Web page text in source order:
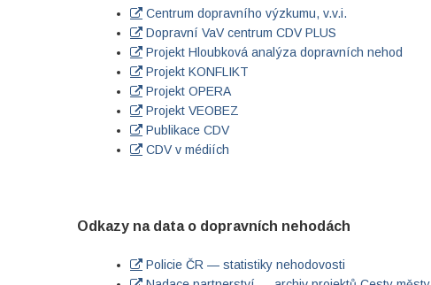
Centrum dopravního výzkumu, v.v.i.
Dopravní VaV centrum CDV PLUS
Projekt Hloubková analýza dopravních nehod
Projekt KONFLIKT
Projekt OPERA
Projekt VEOBEZ
Publikace CDV
CDV v médiích
Odkazy na data o dopravních nehodách
Policie ČR — statistiky nehodovosti